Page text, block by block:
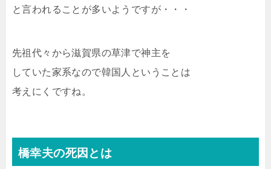
と言われることが多いようですが・・・
先祖代々から滋賀県の草津で神主を
していた家系なので韓国人ということは
考えにくですね。
橋幸夫の死因とは